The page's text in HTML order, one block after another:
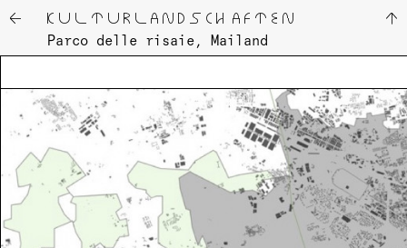
← KUL­TUR­LAND­SCHAF­TEN
Parco delle ri­saie, Mai­land
↑